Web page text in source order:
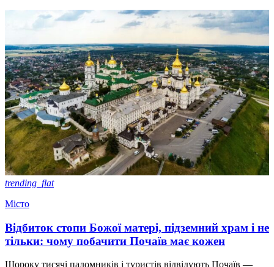
trending_flat
Місто
Відбиток стопи Божої матері, підземний храм і не
тільки: чому побачити Почаїв має кожен
Щороку тисячі паломників і туристів відвідують Почаїв —